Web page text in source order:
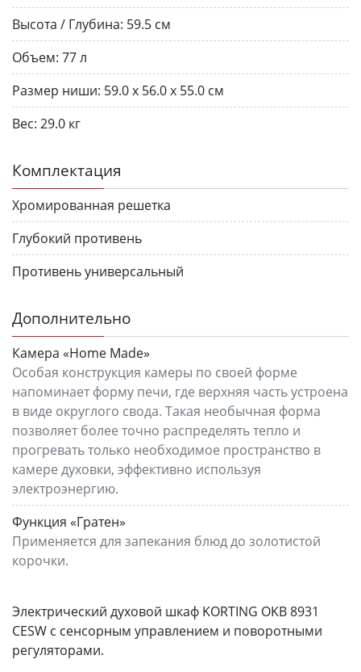
Высота / Глубина: 59.5 см
Объем: 77 л
Размер ниши: 59.0 x 56.0 x 55.0 см
Вес: 29.0 кг
Комплектация
Хромированная решетка
Глубокий противень
Противень универсальный
Дополнительно
Камера «Home Made»
Особая конструкция камеры по своей форме
напоминает форму печи, где верхняя часть устроена
в виде округлого свода. Такая необычная форма
позволяет более точно распределять тепло и
прогревать только необходимое пространство в
камере духовки, эффективно используя
электроэнергию.
Функция «Гратен»
Применяется для запекания блюд до золотистой
корочки.
Электрический духовой шкаф KORTING OKB 8931
CESW с сенсорным управлением и поворотными
регуляторами.